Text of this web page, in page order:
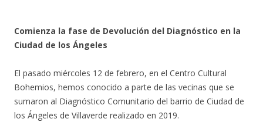
Comienza la fase de Devolución del Diagnóstico en la
Ciudad de los Ángeles
El pasado miércoles 12 de febrero, en el Centro Cultural
Bohemios, hemos conocido a parte de las vecinas que se
sumaron al Diagnóstico Comunitario del barrio de Ciudad de
los Ángeles de Villaverde realizado en 2019.